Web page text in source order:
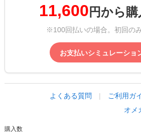
11,600 円から購
※100回払いの場合。初回の
お支払いシミュレーショ
よくある質問 | ご利用ガ
オメ
購入数